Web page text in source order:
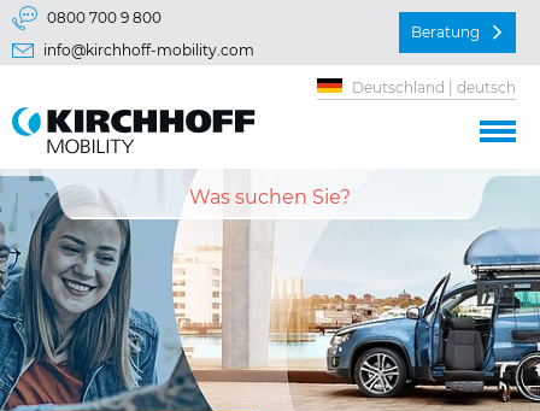
Springe direkt zu:
Hauptmenü
0800 700 9 800
info@kirchhoff-mobility.com
Beratung
Deutschland | deutsch